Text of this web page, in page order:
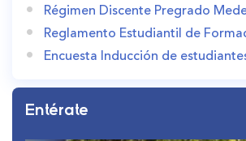
Régimen Discente Pregrado
Reglamento Estudiantil de
Encuesta Inducción de
Entérate